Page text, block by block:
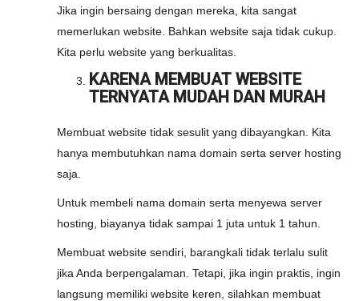
Jika ingin bersaing dengan mereka, kita sangat
memerlukan website. Bahkan website saja tidak cukup.
Kita perlu website yang berkualitas.
KARENA MEMBUAT WEBSITE
TERNYATA MUDAH DAN MURAH
Membuat website tidak sesulit yang dibayangkan. Kita
hanya membutuhkan nama domain serta server hosting
saja.
Untuk membeli nama domain serta menyewa server
hosting, biayanya tidak sampai 1 juta untuk 1 tahun.
Membuat website sendiri, barangkali tidak terlalu sulit
jika Anda berpengalaman. Tetapi, jika ingin praktis, ingin
langsung memiliki website keren, silahkan membuat